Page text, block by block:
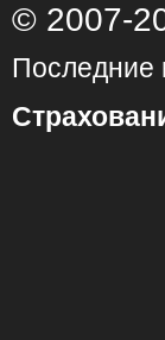
© 2007-
Последние